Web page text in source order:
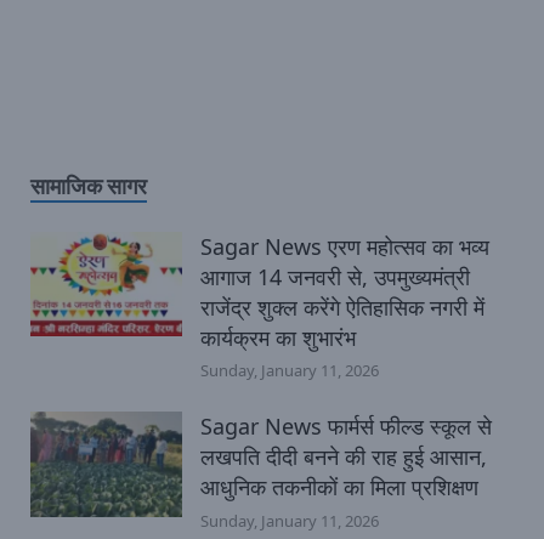
सामाजिक सागर
Sagar News एरण महोत्सव का भव्य
आगाज 14 जनवरी से, उपमुख्यमंत्री
राजेंद्र शुक्ल करेंगे ऐतिहासिक नगरी में
कार्यक्रम का शुभारंभ
Sunday, January 11, 2026
Sagar News फार्मर्स फील्ड स्कूल से
लखपति दीदी बनने की राह हुई आसान,
आधुनिक तकनीकों का मिला प्रशिक्षण
Sunday, January 11, 2026